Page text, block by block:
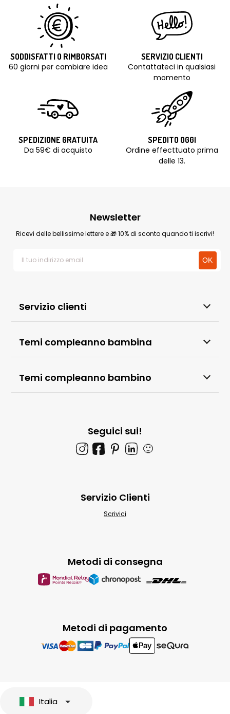
SODDISFATTI O RIMBORSATI
60 giorni per cambiare idea
SERVIZIO CLIENTI
Contattateci in qualsiasi
momento
SPEDIZIONE GRATUITA
Da 59€ di acquisto
SPEDITO OGGI
Ordine effecttuato prima
delle 13.
Servizio clienti
Temi compleanno bambina
Temi compleanno bambino
Newsletter
Ricevi delle bellissime lettere e 🎁 10% di sconto quando ti iscrivi!
Seguici sui!
🙂
Metodi di pagamento
Metodi di consegna
Servizio Clienti
Scrivici
Italia